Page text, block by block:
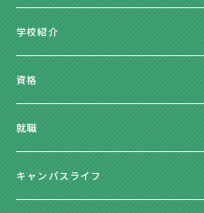
学校紹介
資格
就職
キャンパスライフ